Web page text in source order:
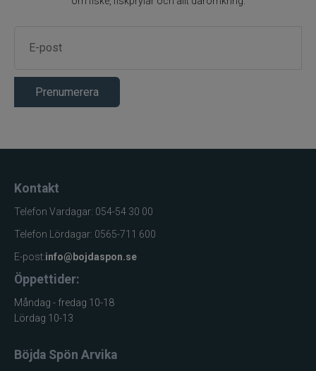
Prenumerera
Kontakt
Telefon Vardagar: 054-54 30 00
Telefon Lördagar: 0565-711 600
E-post:info@bojdaspon.se
Öppettider:
Måndag - fredag 10-18
Lördag 10-13
Böjda Spön Arvika